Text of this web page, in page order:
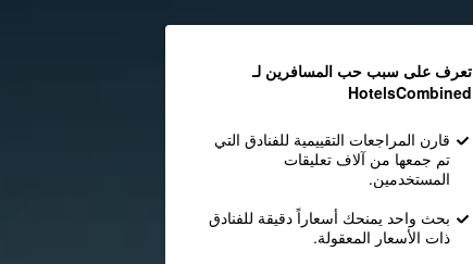
تعرف على سبب حب المسافرين لـ
HotelsCombined
قارن المراجعات التقييمية للفنادق التي
تم جمعها من آلاف تعليقات
المستخدمين.
بحث واحد يمنحك أسعاراً دقيقة للفنادق
ذات الأسعار المعقولة.